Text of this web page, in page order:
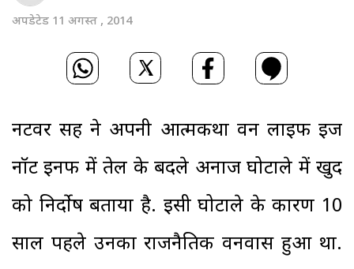
अपडेटेड 11 अगस्त , 2014
नटवर सिंह ने अपनी आत्मकथा वन लाइफ इज
नॉट इनफ में तेल के बदले अनाज घोटाले में खुद
को निर्दोष बताया है. इसी घोटाले के कारण 10
साल पहले उनका राजनैतिक वनवास हुआ था.